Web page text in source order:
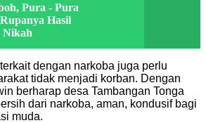
Pura - Pura
Hasil
Nikah
dengan narkoba juga perlu
tidak menjadi korban. Dengan
berharap desa Tambangan Tonga
dari narkoba, aman, kondusif bagi
muda.